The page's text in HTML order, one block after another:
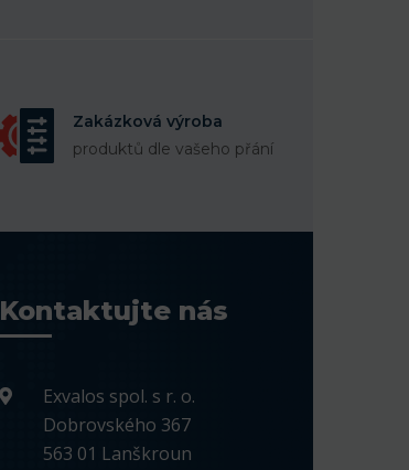
Zakázková výroba
produktů dle vašeho přání
Kontaktujte nás
Exvalos spol. s r. o.
Dobrovského 367
563 01 Lanškroun